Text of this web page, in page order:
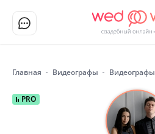
Главная Видеографы
PRO